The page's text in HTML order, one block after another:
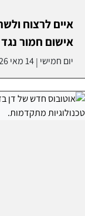
איים לרצוח
אישום חמור
יום חמישי |14 מאי 2026